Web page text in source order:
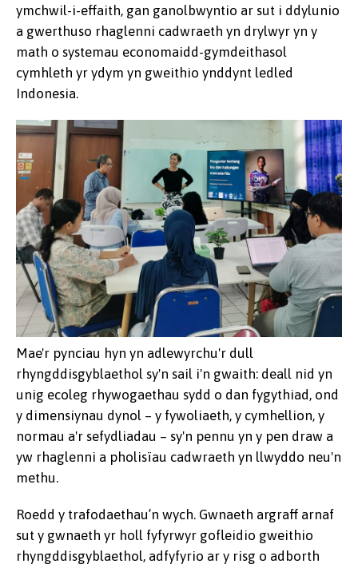
ymchwil-i-effaith, gan ganolbwyntio ar sut i ddylunio
a gwerthuso rhaglenni cadwraeth yn drylwyr yn y
math o systemau economaidd-gymdeithasol
cymhleth yr ydym yn gweithio ynddynt ledled
Indonesia.
Mae'r pynciau hyn yn adlewyrchu'r dull
rhyngddisgyblaethol sy'n sail i'n gwaith: deall nid yn
unig ecoleg rhywogaethau sydd o dan fygythiad, ond
y dimensiynau dynol – y fywoliaeth, y cymhellion, y
normau a'r sefydliadau – sy'n pennu yn y pen draw a
yw rhaglenni a pholisïau cadwraeth yn llwyddo neu'n
methu.
Roedd y trafodaethau’n wych. Gwnaeth argraff arnaf
sut y gwnaeth yr holl fyfyrwyr gofleidio gweithio
rhyngddisgyblaethol, adfyfyrio ar y risg o adborth